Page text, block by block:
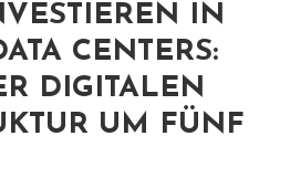
IN
CENTERS:
DIGITALEN
UM FÜNF